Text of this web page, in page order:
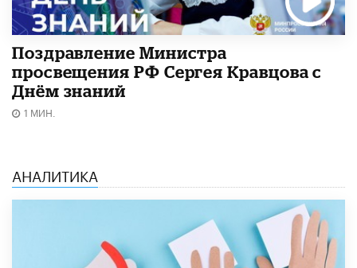
Поздравление Министра
просвещения РФ Сергея Кравцова с
Днём знаний
1 МИН.
АНАЛИТИКА